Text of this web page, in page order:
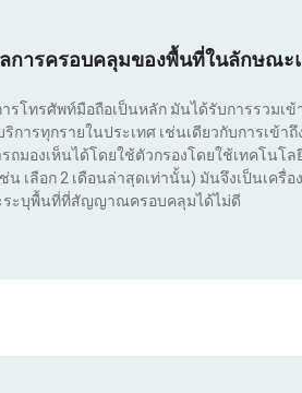
การครอบคลุมของพื้นที่ในลักษณ
รโทรศัพท์มือถือเป็นหลัก มันได้รับการรวมเ
การทุกรายในประเทศ เช่นเดียวกับการเข้า
องเห็นได้โดยใช้ตัวกรองโดยใช้เทคโนโลยี
น เลือก 2 เดือนล่าสุดเท่านั้น) มันจึงเป็นเครื่
ระบุพื้นที่ที่สัญญาณครอบคลุมได้ไม่ดี